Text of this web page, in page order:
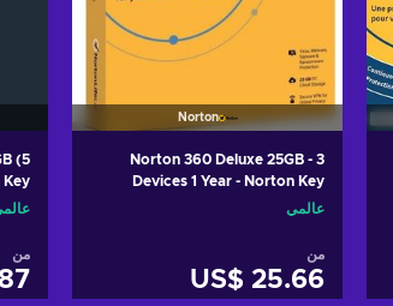
Norton
Norton 360 Deluxe 25GB - 3
Devices 1 Year - Norton Key
GLOBAL
عالمي
من
US$ 25.66
(5
Key
من